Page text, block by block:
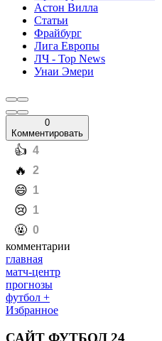
Астон Вилла
Статьи
Фрайбург
Лига Европы
ЛЧ - Top News
Унаи Эмери
0
Комментировать
️👍 4
️🔥 2
️😄 1
️😢 1
️🤬 0
комментарии
главная
матч-центр
прогнозы
футбол +
Избранное
САЙТ ФУТБОЛ 24